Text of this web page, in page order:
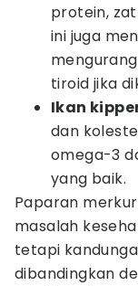
protein,
ini juga
tiroid jika
Ikan
dan
omega-3
yang baik.
Paparan
masalah
tetapi
dibandingkan